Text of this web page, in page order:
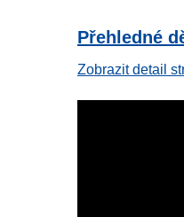
Přehledné
Zobrazit detail